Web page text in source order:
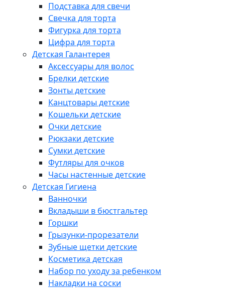
Подставка для свечи
Свечка для торта
Фигурка для торта
Цифра для торта
Детская Галантерея
Аксессуары для волос
Брелки детские
Зонты детские
Канцтовары детские
Кошельки детские
Очки детские
Рюкзаки детские
Сумки детские
Футляры для очков
Часы настенные детские
Детская Гигиена
Ванночки
Вкладыши в бюстгальтер
Горшки
Грызунки-прорезатели
Зубные щетки детские
Косметика детская
Набор по уходу за ребенком
Накладки на соски